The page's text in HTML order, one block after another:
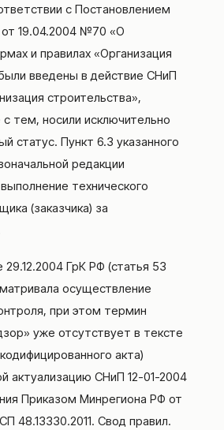
с Постановлением
от 19.04.2004 №70 «О
и правилах «Организация
введены в действие СНиП
строительства»,
тем, носили исключительно
статус. Пункт 6.3 указанного
редакции
технического
(заказчика) за
29.12.2004 ГрК РФ (статья 53
осуществление
при этом термин
уже отсутствует в тексте
акта)
актуализацию СНиП 12-01-2004
Приказом Минрегиона РФ от
48.13330.2011. Свод правил.